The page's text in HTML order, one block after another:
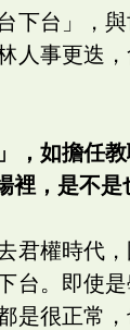
下台」，
人事更迭
，如擔任
，是不是
君權時代
台。即使
是很正常